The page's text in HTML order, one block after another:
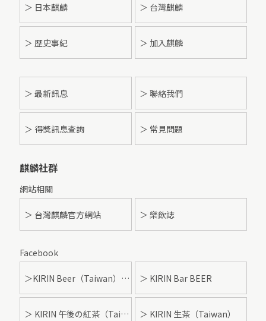
＞ 日本麒麟 ＞ 台灣麒麟
＞ 歷史事紀 ＞ 加入麒麟
＞ 最新訊息 ＞ 聯絡我們
＞ 得獎訊息查詢 ＞ 常見問題
麒麟社群
網站相關
＞ 台灣麒麟官方網站 ＞ 樂飲誌
Facebook
＞KIRIN Beer（Taiwan）- 麒麟啤酒 ＞ KIRIN Bar BEER
＞ KIRIN 午後の紅茶（Taiwan） ＞ KIRIN 生茶（Taiwan）